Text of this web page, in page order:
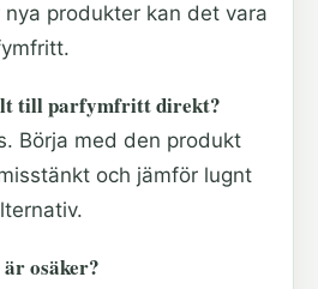
produkter kan det vara
till parfymfritt direkt?
Börja med den produkt
och jämför lugnt
osäker?